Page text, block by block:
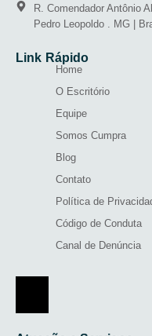
R. Comendador Antônio
Pedro Leopoldo . MG |
Link Rápido
Home
O Escritório
Equipe
Somos Cumpra
Blog
Contato
Política de
Código de Conduta
Canal de Denúncia